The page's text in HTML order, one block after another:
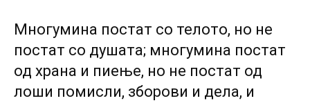
Многумина постат со телото, но не
постат со душата; многумина постат
од храна и пиење, но не постат од
лоши помисли, зборови и дела, и